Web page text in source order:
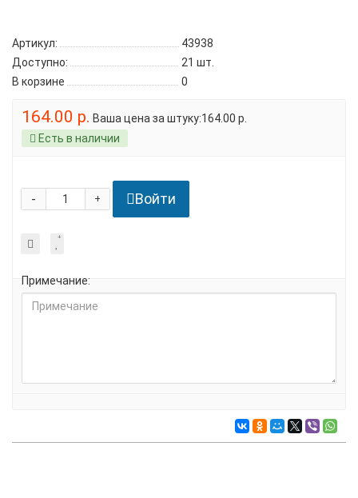
Артикул:
43938
Доступно:
21 шт.
В корзине
0
164.00 р. Ваша цена за штуку:164.00 р.
Есть в наличии
+
- Войти
Примечание: